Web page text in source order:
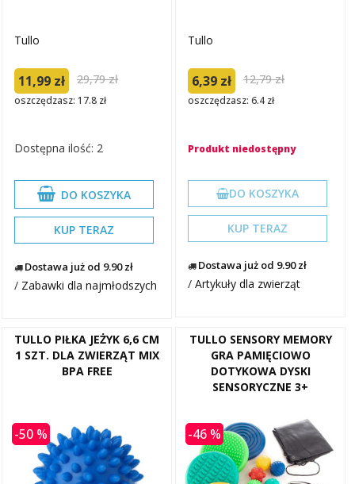
Tullo
11,99 zł 29,79 zł
oszczędzasz: 17.8 zł
Dostępna ilość: 2
DO KOSZYKA
KUP TERAZ
Dostawa już od 9.90 zł
/ Zabawki dla najmłodszych
Tullo
6,39 zł 12,79 zł
oszczędzasz: 6.4 zł
Produkt niedostępny
DO KOSZYKA
KUP TERAZ
Dostawa już od 9.90 zł
/Artykuły dla zwierząt
TULLO PIŁKA JEŻYK 6,6 CM
1 SZT. DLA ZWIERZĄT MIX
BPA FREE
-50 %
TULLO SENSORY MEMORY
GRA PAMIĘCIOWO
DOTYKOWA DYSKI
SENSORYCZNE 3+
-46 %